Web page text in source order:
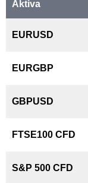
Aktiva
EURUSD
EURGBP
GBPUSD
FTSE100 CFD
S&P 500 CFD